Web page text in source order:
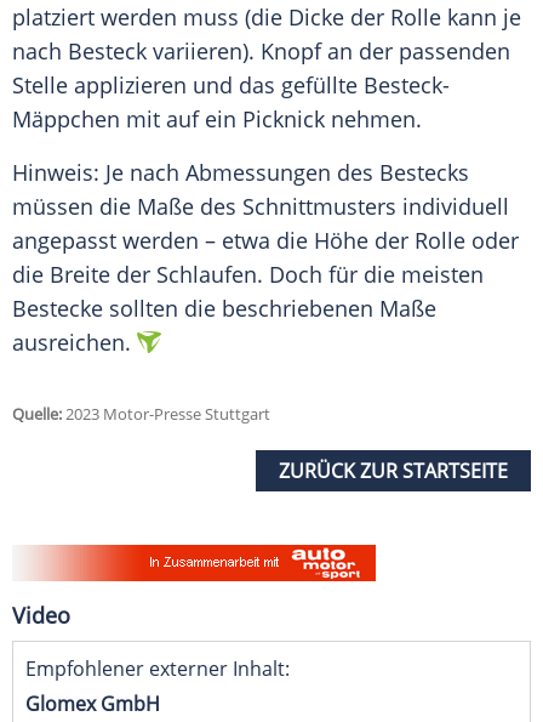
platziert werden muss (die Dicke der Rolle kann je
nach Besteck variieren). Knopf an der passenden
Stelle applizieren und das gefüllte Besteck-
Mäppchen mit auf ein Picknick nehmen.
Hinweis: Je nach Abmessungen des Bestecks
müssen die Maße des Schnittmusters individuell
angepasst werden – etwa die Höhe der Rolle oder
die Breite der Schlaufen. Doch für die meisten
Bestecke sollten die beschriebenen Maße
ausreichen.
Quelle:2023 Motor-Presse Stuttgart
ZURÜCK ZUR STARTSEITE
Video
Empfohlener externer Inhalt:
Glomex GmbH